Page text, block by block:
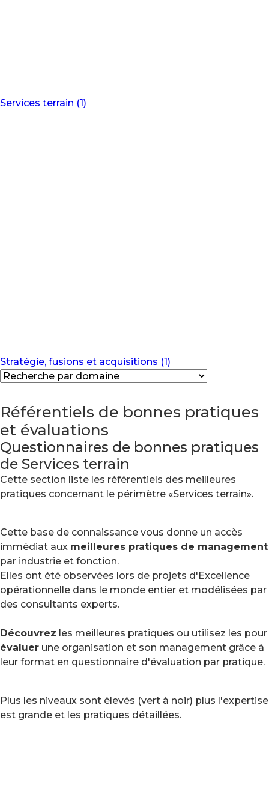
Services terrain (1)
Stratégie, fusions et acquisitions (1)
Référentiels de bonnes pratiques
et évaluations
Questionnaires de bonnes pratiques
de Services terrain
Cette section liste les référentiels des meilleures
pratiques concernant le périmètre «Services terrain».
Cette base de connaissance vous donne un accès
immédiat aux meilleures pratiques de management
par industrie et fonction.
Elles ont été observées lors de projets d'Excellence
opérationnelle dans le monde entier et modélisées par
des consultants experts.
Découvrez les meilleures pratiques ou utilisez les pour
évaluer une organisation et son management grâce à
leur format en questionnaire d'évaluation par pratique.
Plus les niveaux sont élevés (vert à noir) plus l'expertise
est grande et les pratiques détaillées.